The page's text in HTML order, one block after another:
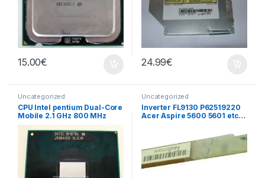
15.00€ 24.99€
Uncategorized
CPU Intel pentium Dual-Core
Mobile 2.1 GHz 800 MHz
Uncategorized
Inverter FL9130 P62519220
Acer Aspire 5600 5601 etc…